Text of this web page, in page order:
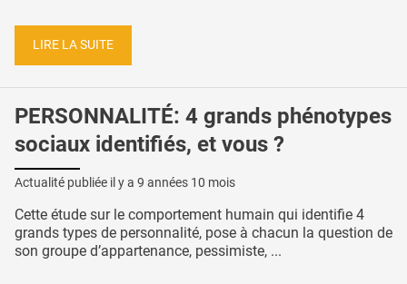
LIRE LA SUITE
PERSONNALITÉ: 4 grands phénotypes
sociaux identifiés, et vous ?
Actualité publiée il y a 9 années 10 mois
Cette étude sur le comportement humain qui identifie 4
grands types de personnalité, pose à chacun la question de
son groupe d’appartenance, pessimiste, ...